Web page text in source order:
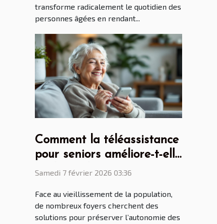
transforme radicalement le quotidien des
personnes âgées en rendant...
Comment la téléassistance
pour seniors améliore-t-elle
l'indépendance
Samedi 7 février 2026 03:36
Face au vieillissement de la population,
de nombreux foyers cherchent des
solutions pour préserver l’autonomie des